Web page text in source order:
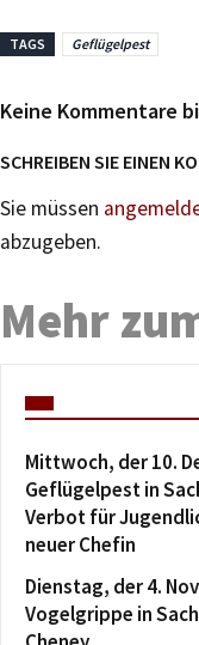
TAGS Geflügelpest
Keine Kommentare
SCHREIBEN SIE EINEN
Sie müssen
abzugeben.
Mehr
Mittwoch, der 10.
Geflügelpest in
Verbot für
neuer Chefin
Dienstag, der 4.
Vogelgrippe in